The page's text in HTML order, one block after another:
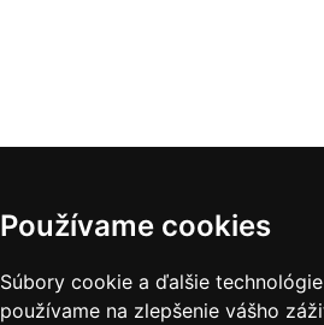
Používame cookies
Súbory cookie a ďalšie
používame na zlepšenie vášho